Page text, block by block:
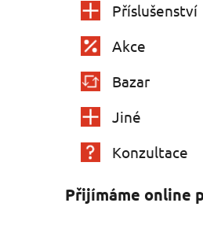
Příslušenství
Akce
Bazar
Jiné
Konzultace
Přijímáme online